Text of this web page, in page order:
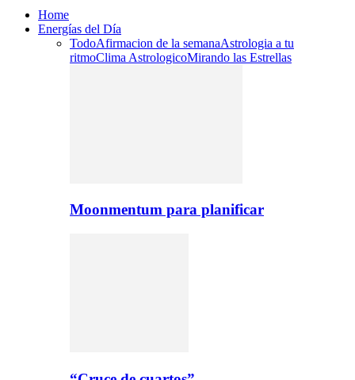
Home
Energías del Día
TodoAfirmacion de la semanaAstrologia a tu
ritmoClima AstrologicoMirando las Estrellas
Moonmentum para planificar